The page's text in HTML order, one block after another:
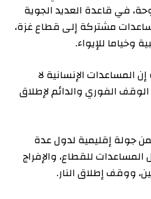
في قاعدة العديد الجوية
مشتركة إلى قطاع غزة،
وخياما للإيواء.
المساعدات الإنسانية لا
الفوري والدائم لإطلاق
جولة إقليمية لدول عدة
المساعدات للقطاع، والإفراج
ووقف إطلاق النار.